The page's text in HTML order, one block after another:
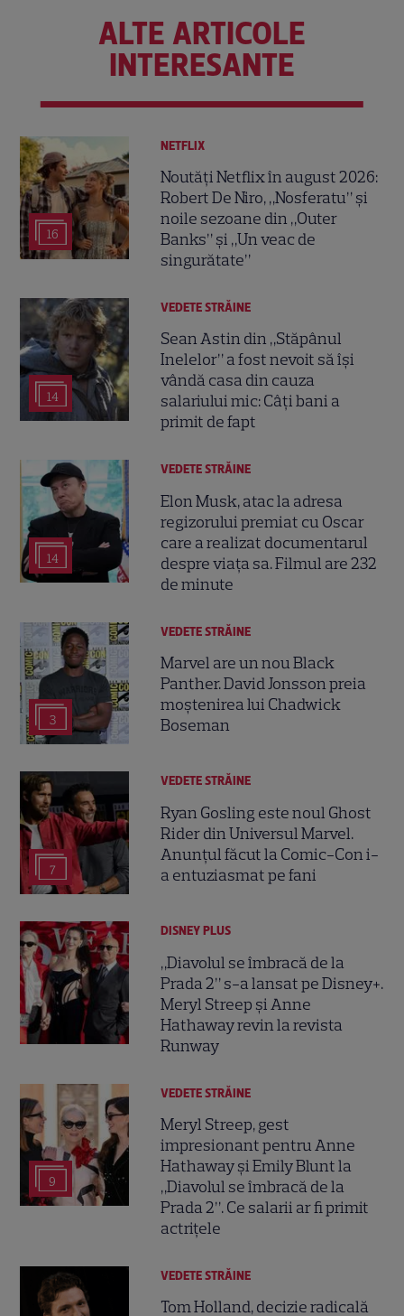
ALTE ARTICOLE
INTERESANTE
16
NETFLIX
Noutăți Netflix în august 2026:
Robert De Niro, „Nosferatu” și
noile sezoane din „Outer
Banks” și „Un veac de
singurătate”
14
VEDETE STRĂINE
Sean Astin din „Stăpânul
Inelelor” a fost nevoit să își
vândă casa din cauza
salariului mic: Câți bani a
primit de fapt
14
VEDETE STRĂINE
Elon Musk, atac la adresa
regizorului premiat cu Oscar
care a realizat documentarul
despre viața sa. Filmul are 232
de minute
3
VEDETE STRĂINE
Marvel are un nou Black
Panther. David Jonsson preia
moștenirea lui Chadwick
Boseman
7
VEDETE STRĂINE
Ryan Gosling este noul Ghost
Rider din Universul Marvel.
Anunțul făcut la Comic-Con i-
a entuziasmat pe fani
DISNEY PLUS
„Diavolul se îmbracă de la
Prada 2” s-a lansat pe Disney+.
Meryl Streep și Anne
Hathaway revin la revista
Runway
9
VEDETE STRĂINE
Meryl Streep, gest
impresionant pentru Anne
Hathaway și Emily Blunt la
„Diavolul se îmbracă de la
Prada 2”. Ce salarii ar fi primit
actrițele
VEDETE STRĂINE
Tom Holland, decizie radicală